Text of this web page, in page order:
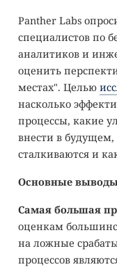
Panther Labs
специалистов по
аналитиков и
оценить
местах". Целью
насколько
процессы, какие
внести в
сталкиваются и
Основные
Самая большая
оценкам
на ложные
процессов